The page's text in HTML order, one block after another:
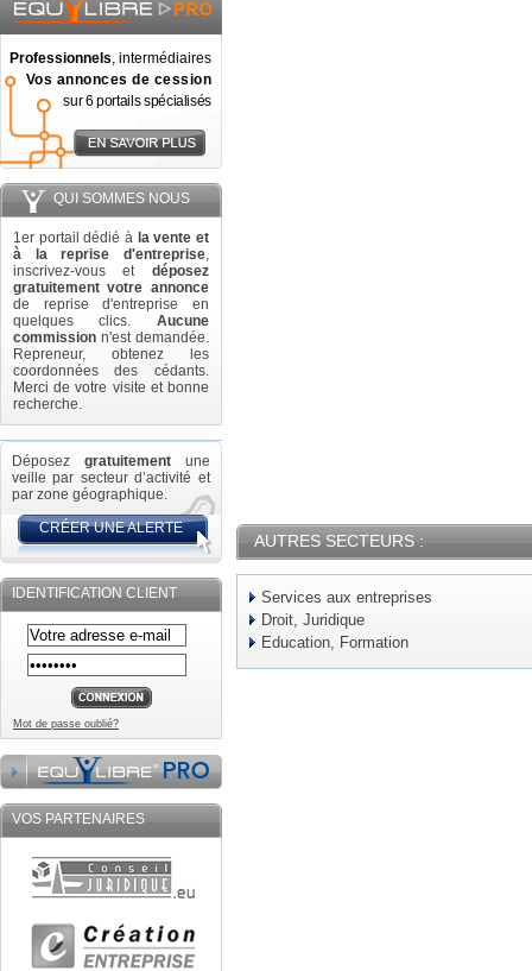
Professionnels, intermédiaires
Vos annonces de cession
sur 6 portails spécialisés
QUI SOMMES NOUS
1er portail dédié à la vente et
à la reprise d'entreprise,
inscrivez-vous et déposez
gratuitement votre annonce
de reprise d'entreprise en
quelques clics. Aucune
commission n'est demandée.
Repreneur, obtenez les
coordonnées des cédants.
Merci de votre visite et bonne
recherche.
Déposez gratuitement une
veille par secteur d’activité et
par zone géographique.
CRÉER UNE ALERTE
IDENTIFICATION CLIENT
Mot de passe oublié?
VOS PARTENAIRES
AUTRES SECTEURS :
Services aux entreprises
Droit, Juridique
Education, Formation